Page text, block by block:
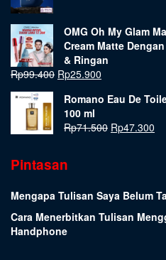
OMG Oh My Glam
Cream Matte
& Ringan
Rp99.400 Rp25.900
Romano Eau De
100 ml
Rp71.500 Rp47.300
Pintasan
Mengapa Tulisan Saya Belum
Cara Menerbitkan Tulisan
Handphone